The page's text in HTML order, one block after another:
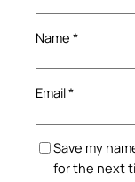
Name *
Email*
Save my
for the next